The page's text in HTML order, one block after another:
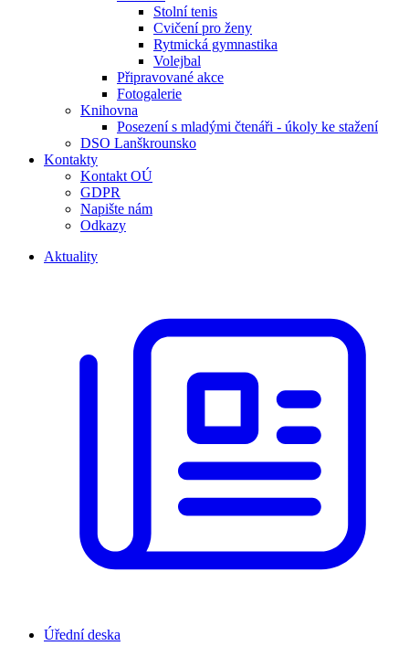
Stolní tenis
Cvičení pro ženy
Rytmická gymnastika
Volejbal
Připravované akce
Fotogalerie
Knihovna
Posezení s mladými čtenáři - úkoly ke stažení
DSO Lanškrounsko
Kontakty
Kontakt OÚ
GDPR
Napište nám
Odkazy
Aktuality
Úřední deska